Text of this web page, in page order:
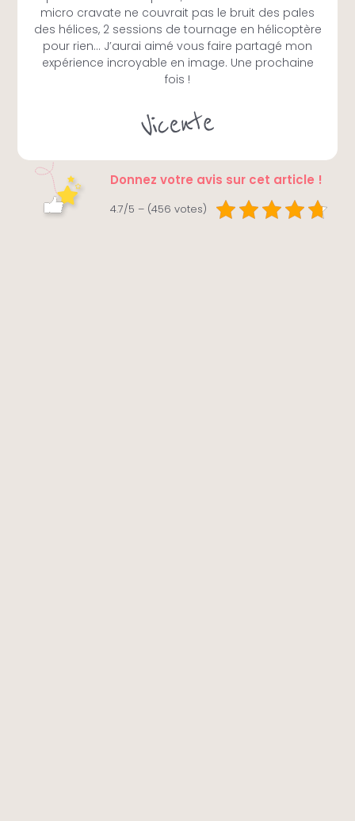
micro cravate ne couvrait pas le bruit des pales
des hélices, 2 sessions de tournage en hélicoptère
pour rien… J’aurai aimé vous faire partagé mon
expérience incroyable en image. Une prochaine
fois !
Donnez votre avis sur cet article !
4.7/5 – (456 votes)